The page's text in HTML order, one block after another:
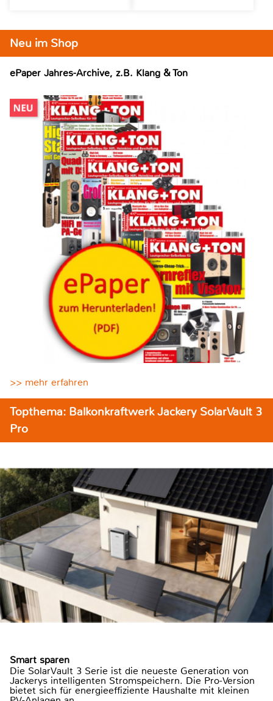
Neu im Shop
ePaper Jahres-Archive, z.B. Klang & Ton
>> mehr erfahren
Topthema: Balkonkraftwerk Jackery SolarVault 3
Pro
Smart sparen
Die SolarVault 3 Serie ist die neueste Generation von
Jackerys intelligenten Stromspeichern. Die Pro-Version
bietet sich für energieeffiziente Haushalte mit kleinen